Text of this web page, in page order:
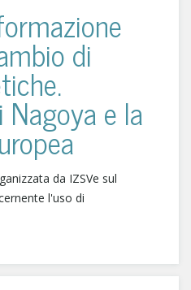
di
e la
da IZSVe sul
l'uso di